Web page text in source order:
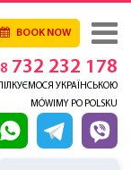
BOOK NOW
732 232 178
УКРАЇНСЬКОЮ
MÓWIMY PO POLSKU